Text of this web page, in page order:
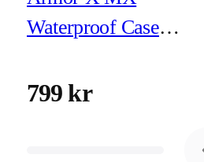
Waterproof Case
799 kr